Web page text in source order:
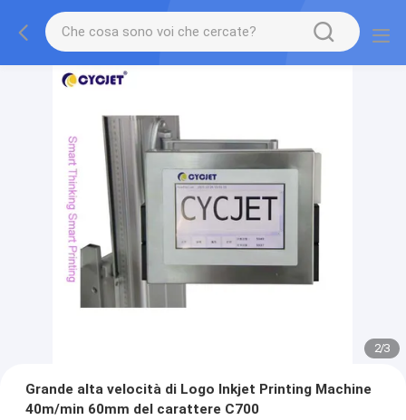
2/3
Grande alta velocità di Logo Inkjet Printing Machine
40m/min 60mm del carattere C700